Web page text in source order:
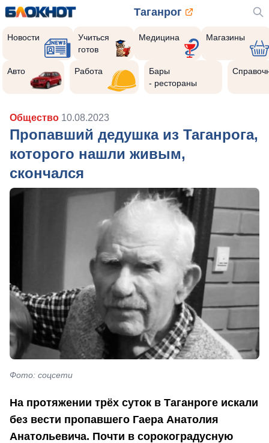
Таганрог
Новости
Учиться
готов
Медицина Магазины
Авто Работа
Бары
- рестораны
Общество 10.08.2023
Пропавший дедушка из Таганрога,
которого нашли живым,
скончался
Фото: соцсети
На протяжении трёх суток в Таганроге искали
без вести пропавшего Гаера Анатолия
Анатольевича. Почти в сорокоградусную